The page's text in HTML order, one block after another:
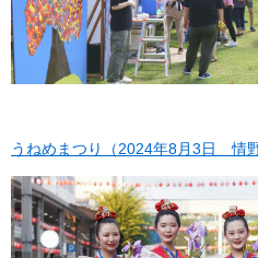
うねめまつり（2024年8月3日 情野